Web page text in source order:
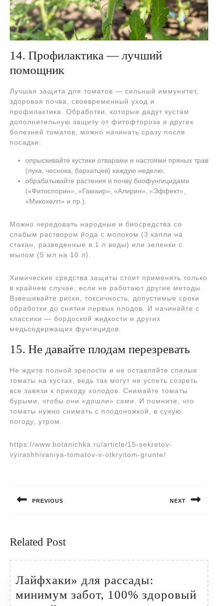
14. Профилактика — лучший
помощник
Лучшая защита для томатов — сильный иммунитет,
здоровая почва, своевременный уход и
профилактика. Обработки, которые дадут кустам
дополнительную защиту от фитофтороза и других
болезней томатов, можно начинать сразу после
посадки:
опрыскивайте кустики отварами и настоями пряных трав
(лука, чеснока, бархатцев) каждую неделю;
обрабатывайте растения и почву биофунгицидами
(«Фитоспорин», «Гамаир», «Алирин», «Эффект»,
«Микохелп» и пр.).
Можно чередовать народные и биосредства со
слабым раствором йода с молоком (3 капли на
стакан, разведенные в 1 л воды) или зеленки с
мылом (5 мл на 10 л).
Химические средства защиты стоит применять только
в крайнем случае, если не работают другие методы.
Взвешивайте риски, токсичность, допустимые сроки
обработки до снятия первых плодов. И начинайте с
классики — бордоской жидкости и других
медьсодержащих фунгицидов.
15. Не давайте плодам перезревать
Не ждите полной зрелости и не оставляйте спелые
томаты на кустах, ведь так могут не успеть созреть
все завязи к приходу холодов. Снимайте томаты
бурыми, чтобы они «дошли» сами. И помните, что
томаты нужно снимать с плодоножкой, в сухую
погоду, утром.
https://www.botanichka.ru/article/15-sekretov-
vyirashhivaniya-tomatov-v-otkryitom-grunte/
записям
PREVIOUS NEXT
Related Post
Лайфхаки» для рассады:
минимум забот, 100% здоровый